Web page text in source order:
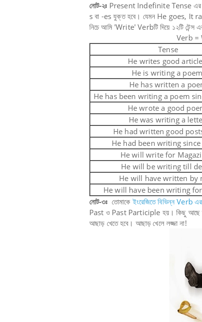
নোট-২ঃ Present Indefinite Tense এর
s বা -es যুক্ত হবে। যেমন He goes, It
নিচে আমি 'Write' Verbটি দিয়ে ১২টি টেন্স
Verb =
Tense
He writes good
He is writing a
He has written a
He has been writing a poem
He wrote a good
He was writing a
He had written good
He had been writing
He will write for
He will be writing till
He will have written by
He will have been writing
নোট-৩ঃ তোমাকে ইংরেজিতে বিভিন্ন Verb
Past ও Past Participle হয়। কিছু আছে
আছাড় খেতে হবে। আছাড় খেলে লজ্জা না!